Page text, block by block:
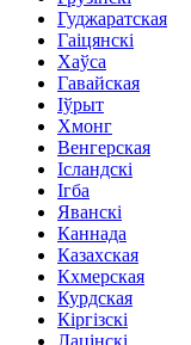
Гуджаратская
Гаіцянскі
Хаўса
Гавайская
Іўрыт
Хмонг
Венгерская
Ісландскі
Ігба
Яванскі
Каннада
Казахская
Кхмерская
Курдская
Кіргізскі
Лацінскі